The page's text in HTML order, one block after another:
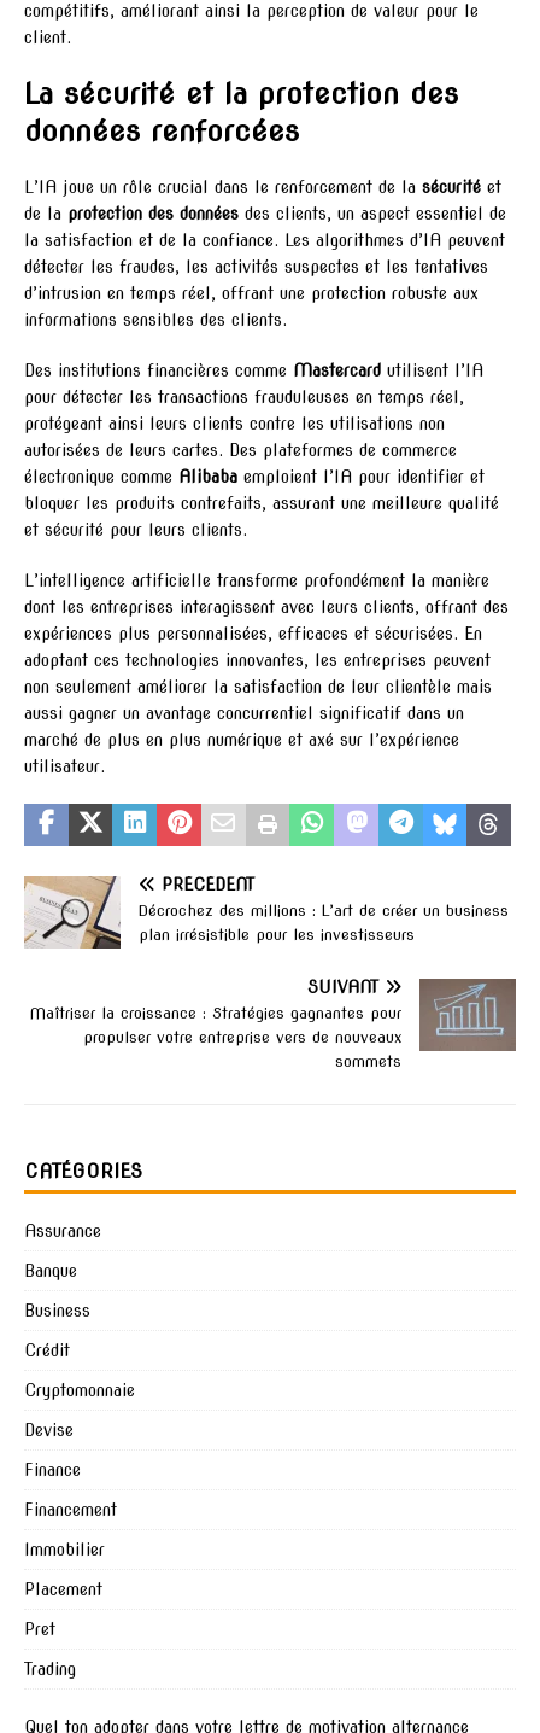
compétitifs, améliorant ainsi la perception de valeur pour le
client.
La sécurité et la protection des
données renforcées
L’IA joue un rôle crucial dans le renforcement de la sécurité et
de la protection des données des clients, un aspect essentiel de
la satisfaction et de la confiance. Les algorithmes d’IA peuvent
détecter les fraudes, les activités suspectes et les tentatives
d’intrusion en temps réel, offrant une protection robuste aux
informations sensibles des clients.
Des institutions financières comme Mastercard utilisent l’IA
pour détecter les transactions frauduleuses en temps réel,
protégeant ainsi leurs clients contre les utilisations non
autorisées de leurs cartes. Des plateformes de commerce
électronique comme Alibaba emploient l’IA pour identifier et
bloquer les produits contrefaits, assurant une meilleure qualité
et sécurité pour leurs clients.
L’intelligence artificielle transforme profondément la manière
dont les entreprises interagissent avec leurs clients, offrant des
expériences plus personnalisées, efficaces et sécurisées. En
adoptant ces technologies innovantes, les entreprises peuvent
non seulement améliorer la satisfaction de leur clientèle mais
aussi gagner un avantage concurrentiel significatif dans un
marché de plus en plus numérique et axé sur l’expérience
utilisateur.
PRÉCÉDENT
Décrochez des millions : L’art de créer un business
plan irrésistible pour les investisseurs
SUIVANT
Maîtriser la croissance : Stratégies gagnantes pour
propulser votre entreprise vers de nouveaux
sommets
CATÉGORIES
Assurance
Banque
Business
Crédit
Cryptomonnaie
Devise
Finance
Financement
Immobilier
Placement
Pret
Trading
Quel ton adopter dans votre lettre de motivation alternance